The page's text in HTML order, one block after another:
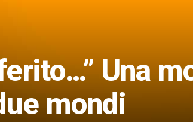
Una
mondi